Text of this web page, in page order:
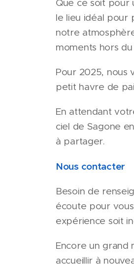
Que ce soit pour
le lieu idéal pour
notre
moments hors
Pour 2025, nous
petit havre de
En attendant
ciel de Sagone
à partager.
Nous contacter
Besoin de
écoute pour
expérience soit
Encore un grand
accueillir à